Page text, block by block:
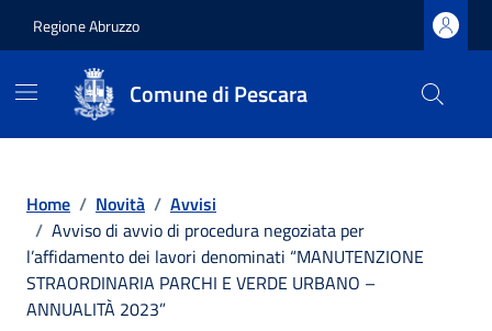
Regione Abruzzo
Comune di Pescara
Home / Novità / Avvisi
/ Avviso di avvio di procedura negoziata per
l’affidamento dei lavori denominati “MANUTENZIONE
STRAORDINARIA PARCHI E VERDE URBANO –
ANNUALITÀ 2023”